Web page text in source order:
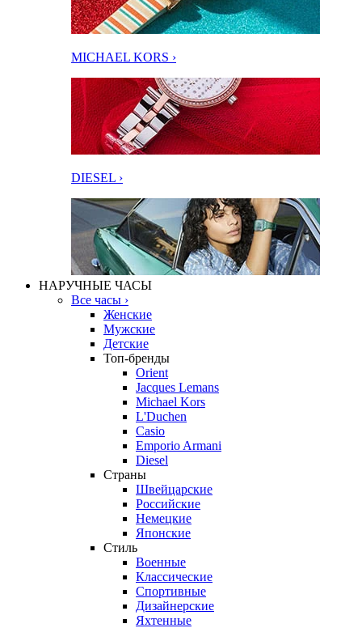
MICHAEL KORS ›
DIESEL ›
НАРУЧНЫЕ ЧАСЫ
Все часы ›
Женские
Мужские
Детские
Топ-бренды
Orient
Jacques Lemans
Michael Kors
L'Duchen
Casio
Emporio Armani
Diesel
Страны
Швейцарские
Российские
Немецкие
Японские
Стиль
Военные
Классические
Спортивные
Дизайнерские
Яхтенные